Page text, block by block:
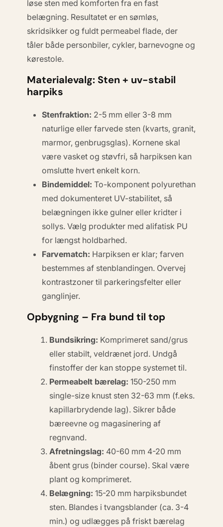
løse sten med komforten fra en fast
belægning. Resultatet er en sømløs,
skridsikker og fuldt permeabel flade, der
tåler både personbiler, cykler, barnevogne og
kørestole.
Materialevalg: Sten + uv-stabil
harpiks
Stenfraktion: 2-5 mm eller 3-8 mm
naturlige eller farvede sten (kvarts, granit,
marmor, genbrugsglas). Kornene skal
være vasket og støvfri, så harpiksen kan
omslutte hvert enkelt korn.
Bindemiddel: To-komponent polyurethan
med dokumenteret UV-stabilitet, så
belægningen ikke gulner eller kridter i
sollys. Vælg produkter medalifatisk PU
for længst holdbarhed.
Farvematch: Harpiksen er klar; farven
bestemmes af stenblandingen. Overvej
kontrastzoner til parkeringsfelter eller
ganglinjer.
Opbygning – Fra bund til top
Bundsikring: Komprimeret sand/grus
eller stabilt, veldrænet jord. Undgå
finstoffer der kan stoppe systemet til.
Permeabelt bærelag: 150-250 mm
single-size knust sten 32-63 mm (f.eks.
kapillarbrydende lag). Sikrer både
bæreevne og magasinering af
regnvand.
Afretningslag: 40-60 mm 4-20 mm
åbent grus (binder course). Skal være
plant og komprimeret.
Belægning: 15-20 mm harpiksbundet
sten. Blandes i tvangsblander (ca. 3-4
min.) og udlægges på friskt bærelag